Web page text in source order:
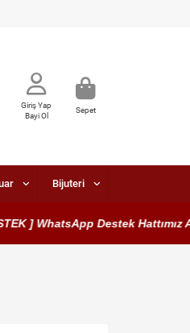
Giriş Yap
Bayi Ol
Sepet
Bijuteri
] WhatsApp Destek Hattımız